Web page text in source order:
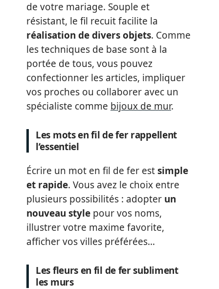
de votre mariage. Souple et
résistant, le fil recuit facilite la
réalisation de divers objets. Comme
les techniques de base sont à la
portée de tous, vous pouvez
confectionner les articles, impliquer
vos proches ou collaborer avec un
spécialiste comme bijoux de mur.
Les mots en fil de fer rappellent
l’essentiel
Écrire un mot en fil de fer estsimple
et rapide. Vous avez le choix entre
plusieurs possibilités : adopter un
nouveau style pour vos noms,
illustrer votre maxime favorite,
afficher vos villes préférées…
Les fleurs en fil de fer subliment
les murs